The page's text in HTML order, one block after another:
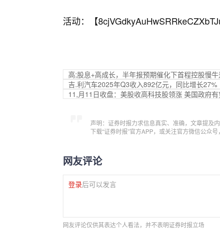
活动：【
高;股息+高成长，半年报预期催化下首程控股慢
吉.利汽车2025年Q3收入892亿元，同比增长27%
11,月11日收盘：美股收高科技股领涨 美国政府
声明：证券时报力求信息真实、准确，文章提及
下载“证券时报”官方APP，或关注官方微信公众
网友评论
登录后可以发言
网友评论仅供其表达个人看法，并不表明证券时报立场